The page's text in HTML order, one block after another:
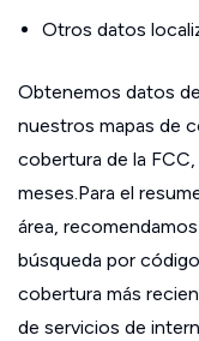
Otros datos
Obtenemos datos
nuestros mapas de
cobertura de la
meses.Para el
área,
búsqueda por
cobertura más
de servicios de